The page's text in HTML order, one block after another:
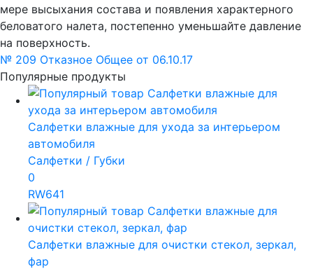
мере высыхания состава и появления характерного
беловатого налета, постепенно уменьшайте давление
на поверхность.
№ 209 Отказное Общее от 06.10.17
Популярные продукты
Салфетки влажные для ухода за интерьером
автомобиля
Салфетки / Губки
0
RW641
Салфетки влажные для очистки стекол, зеркал,
фар